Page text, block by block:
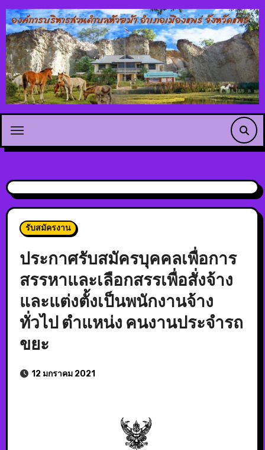
รับสมัครงาน
ประกาศรับสมัครบุคคลเพื่อการ
สรรหาและเลือกสรรเพื่อสั่งจ้าง
และแต่งตั้งเป็นพนักงานจ้าง
ทั่วไป ตำแหน่ง คนงานประจำรถ
ขยะ
12 มกราคม 2021